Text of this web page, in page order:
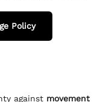
Policy
against movement